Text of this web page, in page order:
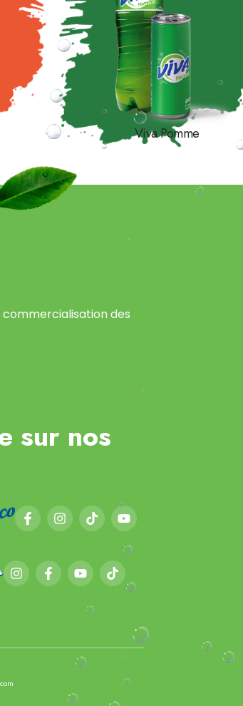
Viva Pomme
commercialisation des
sur nos